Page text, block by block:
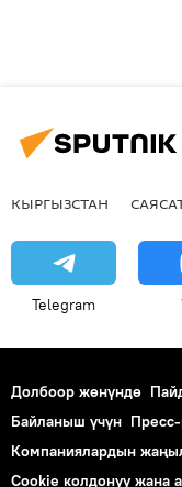
КЫРГЫЗСТАН
Telegram
Долбоор жөнүндө
Байланыш үчүн
Компаниялардын
Cookie колдонуу жана